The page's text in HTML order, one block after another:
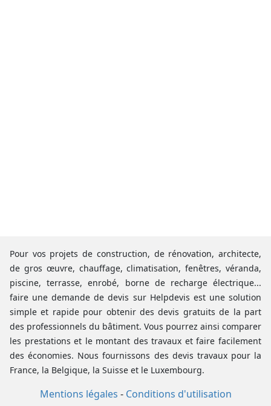
Pour vos projets de construction, de rénovation, architecte,
de gros œuvre, chauffage, climatisation, fenêtres, véranda,
piscine, terrasse, enrobé, borne de recharge électrique...
faire une demande de devis sur Helpdevis est une solution
simple et rapide pour obtenir des devis gratuits de la part
des professionnels du bâtiment. Vous pourrez ainsi comparer
les prestations et le montant des travaux et faire facilement
des économies. Nous fournissons des devis travaux pour la
France, la Belgique, la Suisse et le Luxembourg.
Mentions légales - Conditions d'utilisation